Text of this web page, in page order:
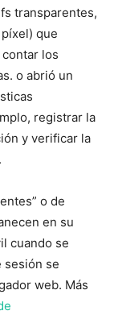
transparentes,
que
los
o abrió un
registrar la
y verificar la
o de
en su
cuando se
sesión se
web. Más